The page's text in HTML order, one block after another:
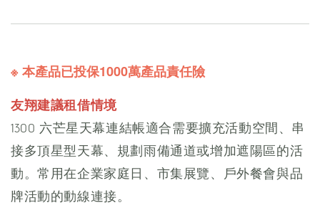
※ 本產品已投保1000萬產品責任險
友翔建議租借情境
1300 六芒星天幕連結帳適合需要擴充活動空間、串
接多頂星型天幕、規劃雨備通道或增加遮陽區的活
動。常用在企業家庭日、市集展覽、戶外餐會與品
牌活動的動線連接。